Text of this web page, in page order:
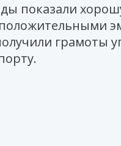
показали
грамоты